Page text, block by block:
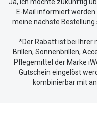
Ja, ich möchte zukünftig
E-Mail informiert
meine nächste
*Der Rabatt ist bei Ihrer
Brillen, Sonnenbrillen,
Pflegemittel der Marke
Gutschein eingelöst
kombinierbar mit